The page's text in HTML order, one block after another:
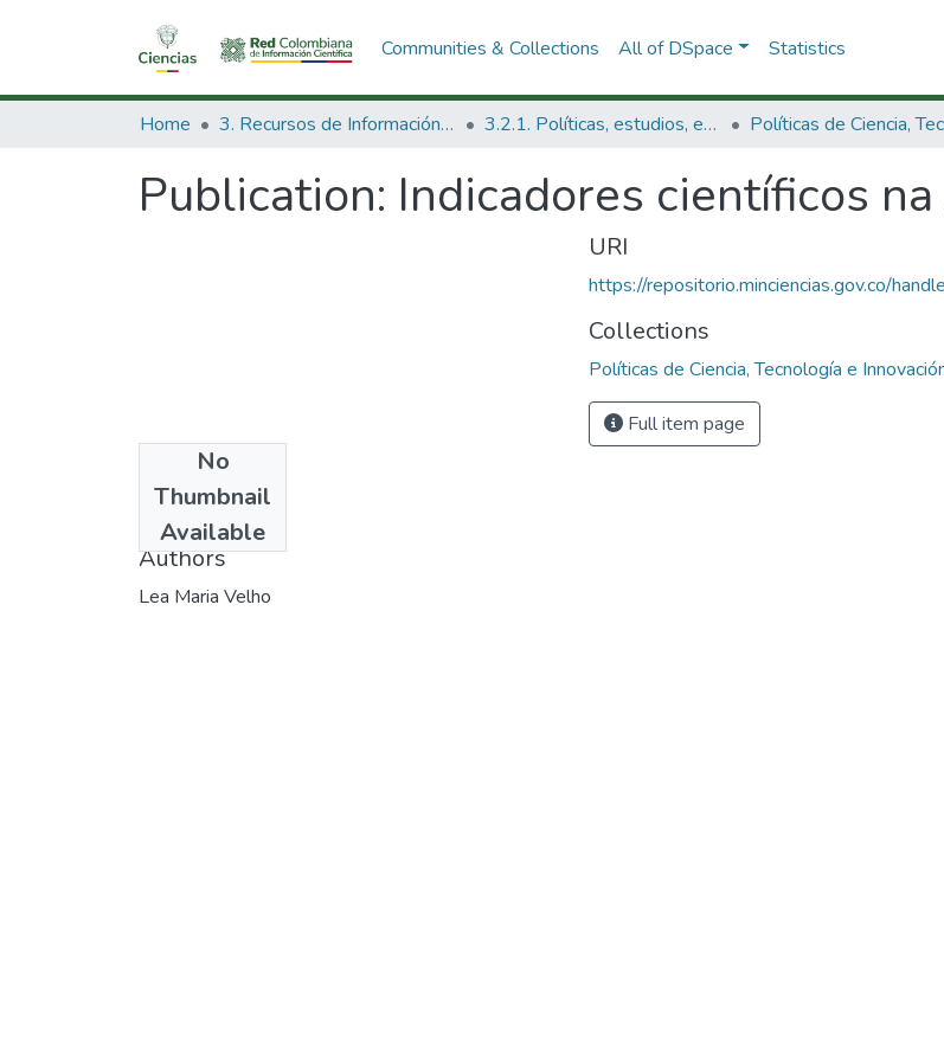
Communities & Collections All of DSpace Statistics
Home 3. Recursos de Información Científica y Tecnológica 3.2.1. Políticas, estudios, evaluaciones e indicadores de CTeI
Publication: Indicadores científicos
No
Thumbnail
Available
1988
Authors
Lea Maria Velho
URI
https://repositorio.minciencias.gov.co/
Collections
Políticas de Ciencia, Tecnología e
Full item page